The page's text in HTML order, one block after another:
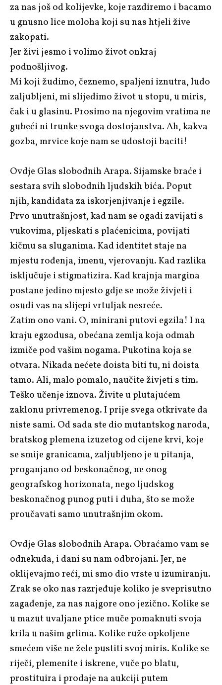
za nas još od kolijevke, koje razdiremo i bacamo
u gnusno lice moloha koji su nas htjeli žive
zakopati.
Jer živi jesmo i volimo život onkraj
podnošljivog.
Mi koji žudimo, čeznemo, spaljeni iznutra, ludo
zaljubljeni, mi slijedimo život u stopu, u miris,
čak i u glasinu. Prosimo na njegovim vratima ne
gubeći ni trunke svoga dostojanstva. Ah, kakva
gozba, mrvice koje nam se udostoji baciti!
Ovdje Glas slobodnih Arapa. Sijamske braće i
sestara svih slobodnih ljudskih bića. Poput
njih, kandidata za iskorjenjivanje i egzile.
Prvo unutrašnjost, kad nam se ogadi zavijati s
vukovima, pljeskati s plaćenicima, povijati
kičmu sa sluganima. Kad identitet staje na
mjestu rođenja, imenu, vjerovanju. Kad razlika
isključuje i stigmatizira. Kad krajnja margina
postane jedino mjesto gdje se može živjeti i
osudi vas na slijepi vrtuljak nesreće.
Zatim ono vani. O, minirani putovi egzila! I na
kraju egzodusa, obećana zemlja koja odmah
izmiče pod vašim nogama. Pukotina koja se
otvara. Nikada nećete doista biti tu, ni doista
tamo. Ali, malo pomalo, naučite živjeti s tim.
Teško učenje iznova. Živite u plutajućem
zaklonu privremenog. I prije svega otkrivate da
niste sami. Od sada ste dio mutantskog naroda,
bratskog plemena izuzetog od cijene krvi, koje
se smije granicama, zaljubljeno je u pitanja,
proganjano od beskonačnog, ne onog
geografskog horizonata, nego ljudskog
beskonačnog punog puti i duha, što se može
proučavati samo unutrašnjim okom.
Ovdje Glas slobodnih Arapa. Obraćamo vam se
odnekuda, i dani su nam odbrojani. Jer, ne
oklijevajmo reći, mi smo dio vrste u izumiranju.
Zrak se oko nas razrjeđuje koliko je sveprisutno
zagađenje, za nas najgore ono jezično. Kolike se
u mazut uvaljane ptice muče pomaknuti svoja
krila u našim grlima. Kolike ruže opkoljene
smećem više ne žele pustiti svoj miris. Kolike se
riječi, plemenite i iskrene, vuče po blatu,
prostituira i prodaje na aukciji putem